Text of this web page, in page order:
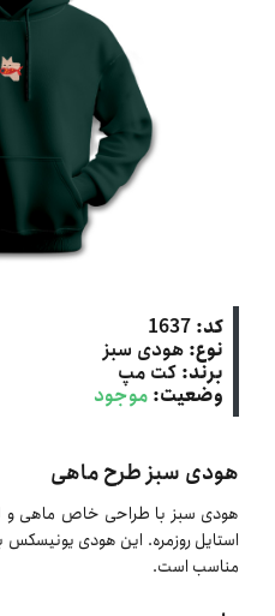
کد: 1637
نوع: هودی سبز
برند: کت‌ مپ
وضعیت: موجود
هودی سبز طرح ماهی
هودی سبز با طراحی خاص ماهی و
استایل روزمره. این هودی یونیسکس
مناسب است.